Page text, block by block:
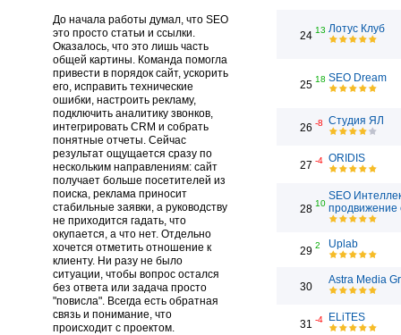
До начала работы думал, что SEO
это просто статьи и ссылки.
Оказалось, что это лишь часть
общей картины. Команда помогла
привести в порядок сайт, ускорить
его, исправить технические
ошибки, настроить рекламу,
подключить аналитику звонков,
интегрировать CRM и собрать
понятные отчеты. Сейчас
результат ощущается сразу по
нескольким направлениям: сайт
получает больше посетителей из
поиска, реклама приносит
стабильные заявки, а руководству
не приходится гадать, что
окупается, а что нет. Отдельно
хочется отметить отношение к
клиенту. Ни разу не было
ситуации, чтобы вопрос остался
без ответа или задача просто
"повисла". Всегда есть обратная
связь и понимание, что
происходит с проектом.
24 13 Лотус Клуб
25 18 SEO Dream
26 -8 Студия ЯЛ
27 -4 ORIDIS
28 10
SEO
продвижение
29 2 Uplab
30
Astra Media
31 -4 ELiTES